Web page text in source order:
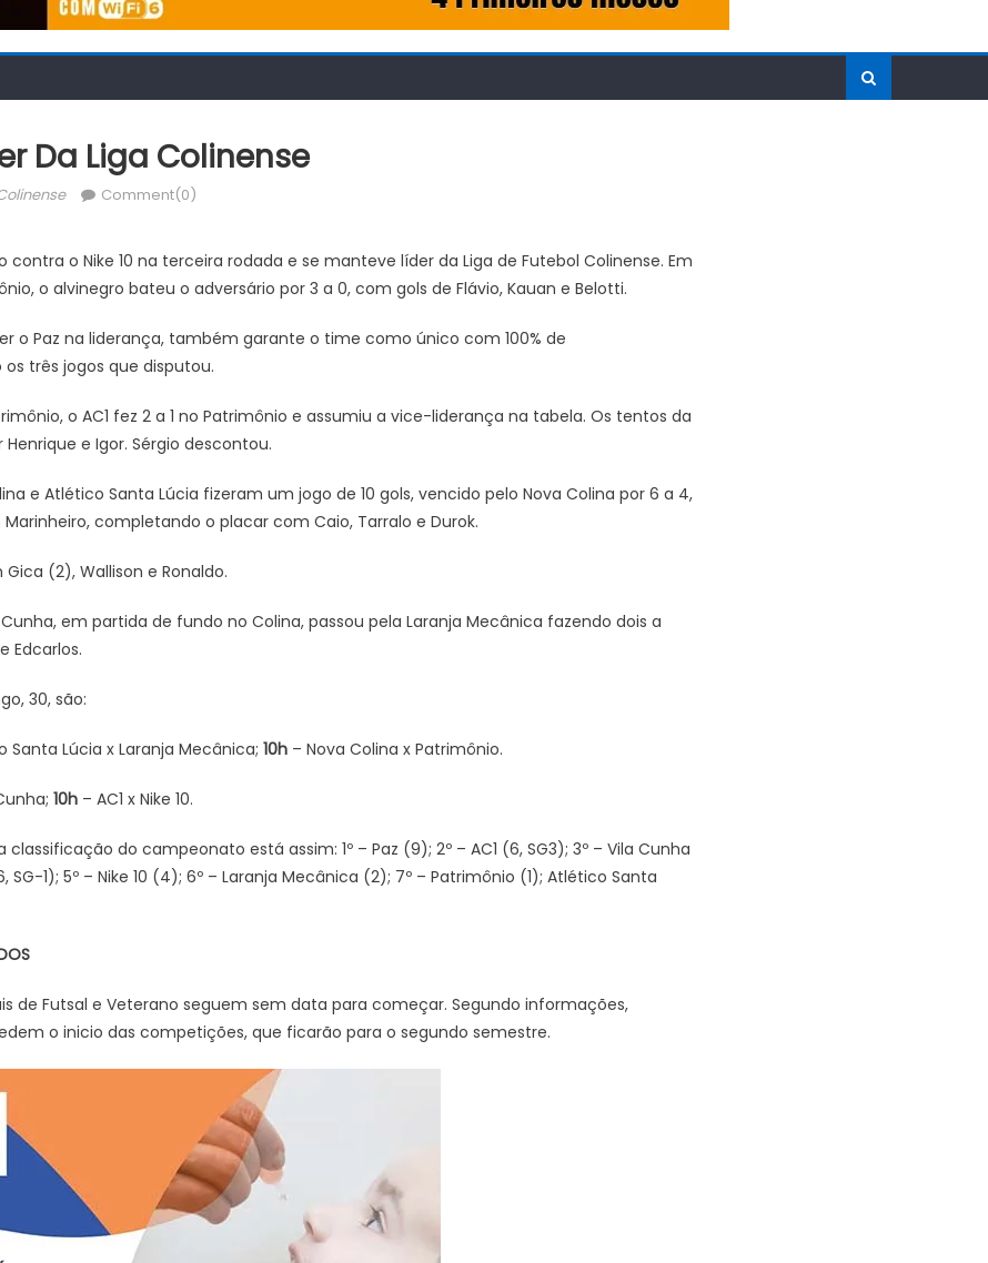
Da Liga Colinense
Comment(0)
contra o Nike 10 na terceira rodada e se manteve líder da Liga de Futebol Colinense. Em
o alvinegro bateu o adversário por 3 a 0, com gols de Flávio, Kauan e Belotti.
o Paz na liderança, também garante o time como único com 100% de
três jogos que disputou.
o AC1 fez 2 a 1 no Patrimônio e assumiu a vice-liderança na tabela. Os tentos da
e Igor. Sérgio descontou.
e Atlético Santa Lúcia fizeram um jogo de 10 gols, vencido pelo Nova Colina por 6 a 4,
completando o placar com Caio, Tarralo e Durok.
(2), Wallison e Ronaldo.
em partida de fundo no Colina, passou pela Laranja Mecânica fazendo dois a
Edcarlos.
30, são:
Lúcia x Laranja Mecânica; 10h– Nova Colina x Patrimônio.
10h– AC1 x Nike 10.
do campeonato está assim: 1º – Paz (9); 2º – AC1 (6, SG3); 3º – Vila Cunha
SG-1); 5º – Nike 10 (4); 6º – Laranja Mecânica (2); 7º – Patrimônio (1); Atlético Santa
de Futsal e Veterano seguem sem data para começar. Segundo informações,
o inicio das competições, que ficarão para o segundo semestre.